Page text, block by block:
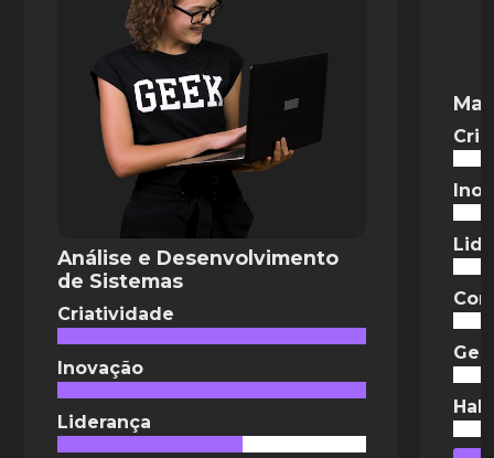
Análise e Desenvolvimento
de Sistemas
Criatividade
Inovação
Liderança